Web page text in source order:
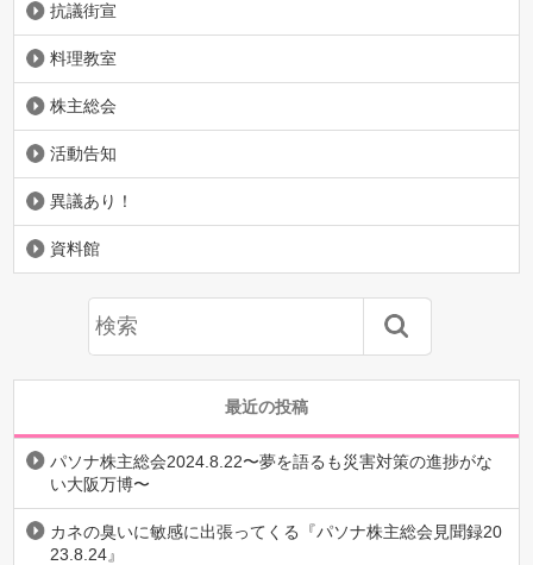
抗議街宣
料理教室
株主総会
活動告知
異議あり！
資料館
最近の投稿
パソナ株主総会2024.8.22〜夢を語るも災害対策の進捗がな
い大阪万博〜
カネの臭いに敏感に出張ってくる『パソナ株主総会見聞録20
23.8.24』